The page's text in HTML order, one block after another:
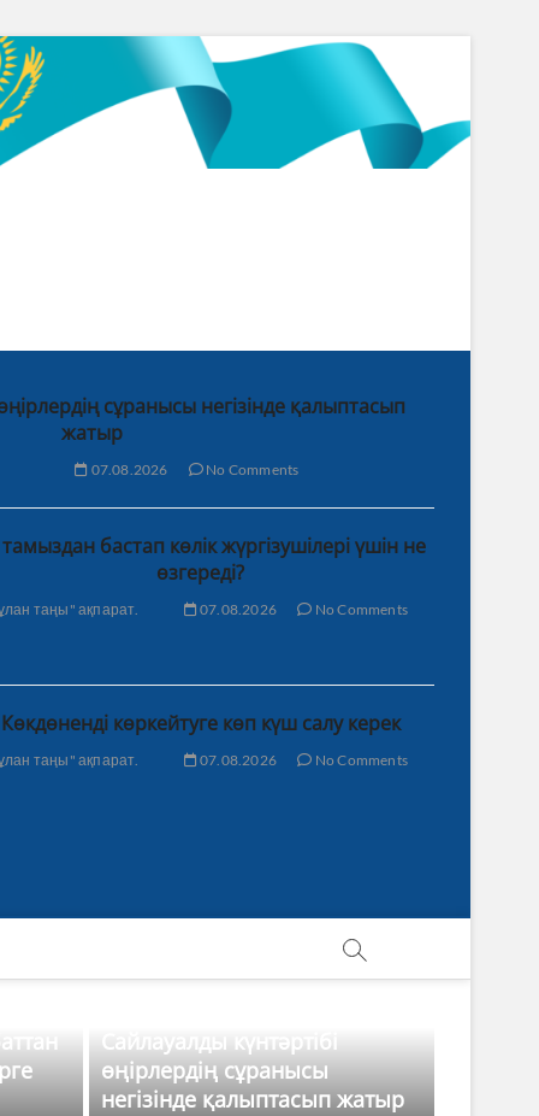
сұранысы негізінде қалыптасып
жатыр
07.08.2026 No Comments
бастап көлік жүргізушілері үшін не
өзгереді?
таңы" ақпарат. 07.08.2026 No Comments
Көкдөненді көркейтуге көп күш салу керек
таңы" ақпарат. 07.08.2026 No Comments
Сайлауалды күнтәртібі
өңірлердің сұранысы
негізінде қалыптасып жатыр